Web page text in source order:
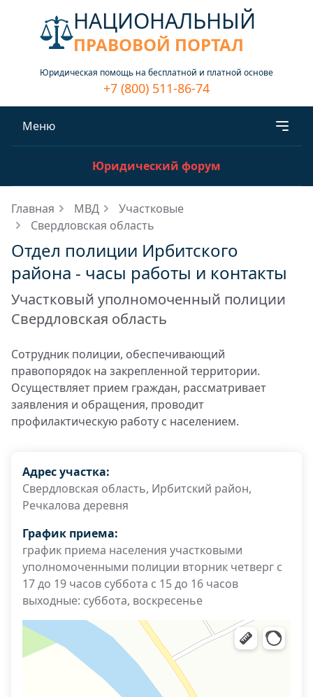
НАЦИОНАЛЬНЫЙ
ПРАВОВОЙ ПОРТАЛ
Юридическая помощь на бесплатной и платной основе
+7 (800) 511-86-74
Меню
Юридический форум
Главная МВД
Участковые
Свердловская область
Отдел полиции Ирбитского
района - часы работы и контакты
Участковый уполномоченный полиции
Свердловская область
Сотрудник полиции, обеспечивающий
правопорядок на закрепленной территории.
Осуществляет прием граждан, рассматривает
заявления и обращения, проводит
профилактическую работу с населением.
Адрес участка:
Свердловская область, Ирбитский район,
Речкалова деревня
График приема:
график приема населения участковыми
уполномоченными полиции вторник четверг с
17 до 19 часов суббота с 15 до 16 часов
выходные: суббота, воскресенье